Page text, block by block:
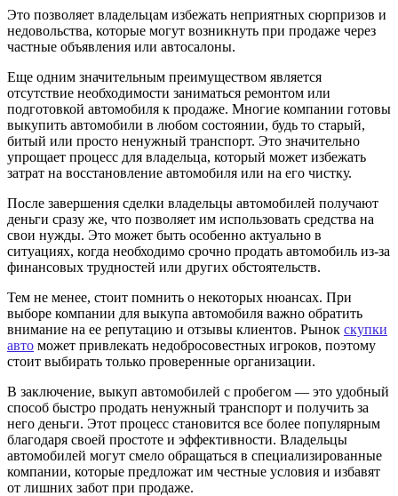
Это позволяет владельцам избежать неприятных сюрпризов и
недовольства, которые могут возникнуть при продаже через
частные объявления или автосалоны.
Еще одним значительным преимуществом является
отсутствие необходимости заниматься ремонтом или
подготовкой автомобиля к продаже. Многие компании готовы
выкупить автомобили в любом состоянии, будь то старый,
битый или просто ненужный транспорт. Это значительно
упрощает процесс для владельца, который может избежать
затрат на восстановление автомобиля или на его чистку.
После завершения сделки владельцы автомобилей получают
деньги сразу же, что позволяет им использовать средства на
свои нужды. Это может быть особенно актуально в
ситуациях, когда необходимо срочно продать автомобиль из-за
финансовых трудностей или других обстоятельств.
Тем не менее, стоит помнить о некоторых нюансах. При
выборе компании для выкупа автомобиля важно обратить
внимание на ее репутацию и отзывы клиентов. Рынок скупки
авто может привлекать недобросовестных игроков, поэтому
стоит выбирать только проверенные организации.
В заключение, выкуп автомобилей с пробегом — это удобный
способ быстро продать ненужный транспорт и получить за
него деньги. Этот процесс становится все более популярным
благодаря своей простоте и эффективности. Владельцы
автомобилей могут смело обращаться в специализированные
компании, которые предложат им честные условия и избавят
от лишних забот при продаже.